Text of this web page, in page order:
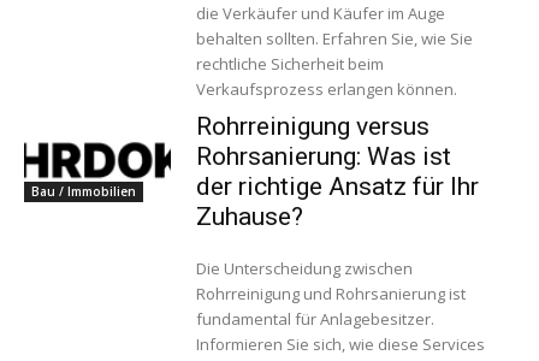
die Verkäufer und Käufer im Auge
behalten sollten. Erfahren Sie, wie Sie
rechtliche Sicherheit beim
Verkaufsprozess erlangen können.
Bau / Immobilien
Rohrreinigung versus
Rohrsanierung: Was ist
der richtige Ansatz für Ihr
Zuhause?
Die Unterscheidung zwischen
Rohrreinigung und Rohrsanierung ist
fundamental für Anlagebesitzer.
Informieren Sie sich, wie diese Services